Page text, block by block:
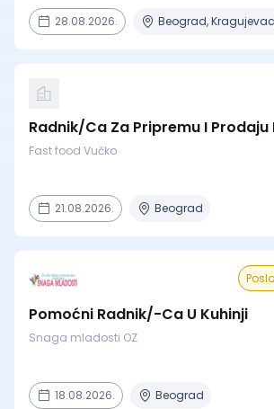
28.08.2026.
Radnik/Ca Za Pripremu I Prodaju
Fast food Vučko
21.08.2026. Beograd
Pomoćni Radnik/-Ca U Kuhinji
Snaga mladosti OZ
18.08.2026. Beograd